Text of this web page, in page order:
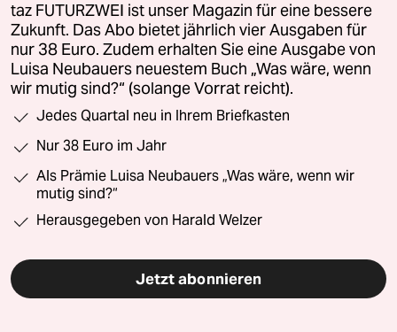
taz FUTURZWEI ist unser Magazin für eine bessere
Zukunft. Das Abo bietet jährlich vier Ausgaben für
nur 38 Euro. Zudem erhalten Sie eine Ausgabe von
Luisa Neubauers neuestem Buch „Was wäre, wenn
wir mutig sind?“ (solange Vorrat reicht).
Jedes Quartal neu in Ihrem Briefkasten
Nur 38 Euro im Jahr
Als Prämie Luisa Neubauers „Was wäre, wenn wir
mutig sind?“
Herausgegeben von Harald Welzer
Jetzt abonnieren